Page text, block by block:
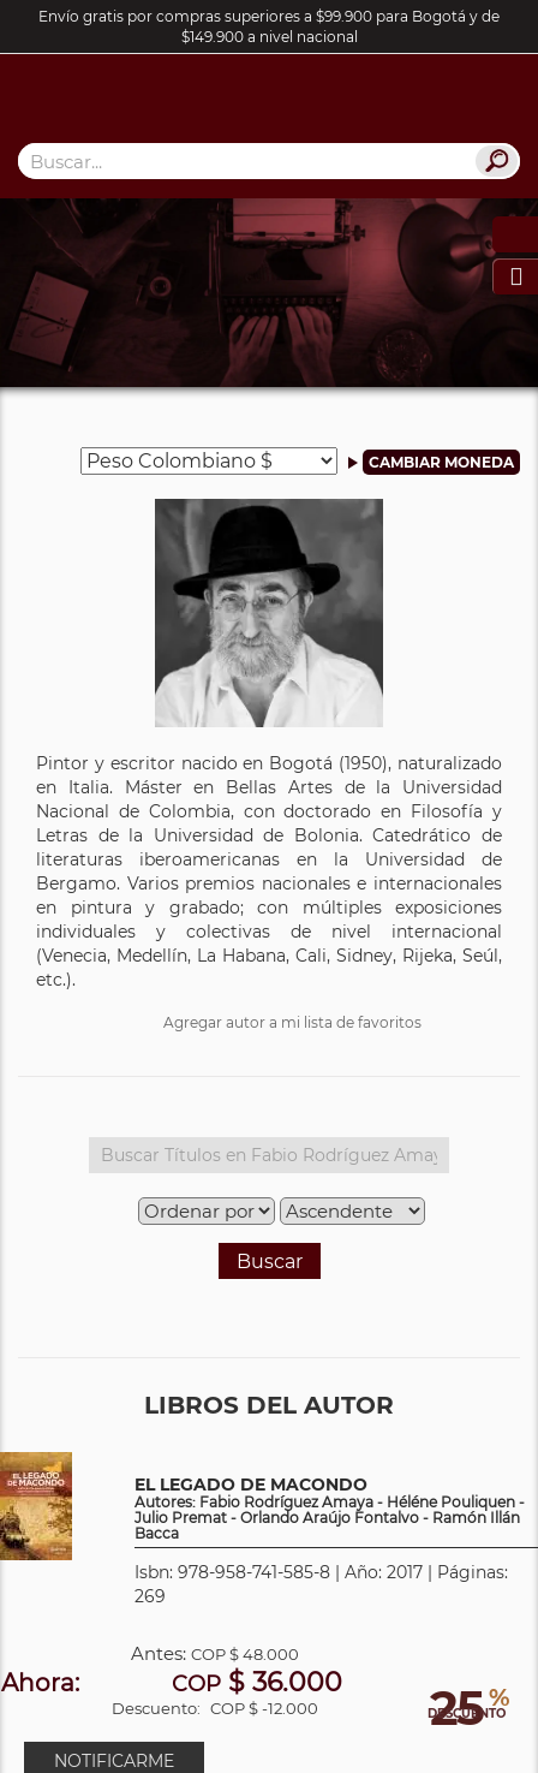
Envío gratis por compras superiores a $99.900 para Bogotá y de
$149.900 a nivel nacional

Pintor y escritor nacido en Bogotá (1950), naturalizado
en Italia. Máster en Bellas Artes de la Universidad
Nacional de Colombia, con doctorado en Filosofía y
Letras de la Universidad de Bolonia. Catedrático de
literaturas iberoamericanas en la Universidad de
Bergamo. Varios premios nacionales e internacionales
en pintura y grabado; con múltiples exposiciones
individuales y colectivas de nivel internacional
(Venecia, Medellín, La Habana, Cali, Sidney, Rijeka, Seúl,
etc.).
Agregar autor a mi lista de favoritos
Buscar
LIBROS DEL AUTOR
EL LEGADO DE MACONDO
Autores: Fabio Rodríguez Amaya - Héléne Pouliquen -
Julio Premat - Orlando Araújo Fontalvo - Ramón Illán
Bacca
Isbn: 978-958-741-585-8 | Año: 2017 | Páginas:
269
25 %
DESCUENTO
Antes:COP$ 48.000
Ahora: COP $ 36.000
Descuento: COP $ -12.000
NOTIFICARME